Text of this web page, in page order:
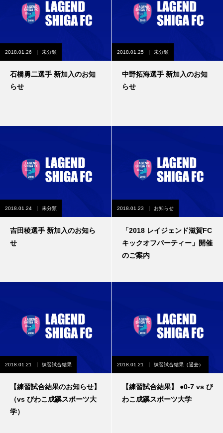
2018.01.26 未分類
石橋勇二選手 新加入のお知
らせ
2018.01.25 未分類
中野拓海選手 新加入のお知
らせ
2018.01.24 未分類
吉田稜選手 新加入のお知ら
せ
2018.01.23 お知らせ
「2018 レイジェンド滋賀FC
キックオフパーティー」開催
のご案内
2018.01.21 練習試合結果
【練習試合結果のお知らせ】
（vs びわこ成蹊スポーツ大
学）
2018.01.21 練習試合結果（過去）
【練習試合結果】 ●0-7 vs び
わこ成蹊スポーツ大学